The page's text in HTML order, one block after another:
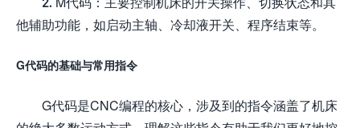
他辅助功能，如启动主轴、冷却液开关、程序结束等。
G代码的基础与常用指令
G代码是CNC编程的核心，涉及到的指令涵盖了机床